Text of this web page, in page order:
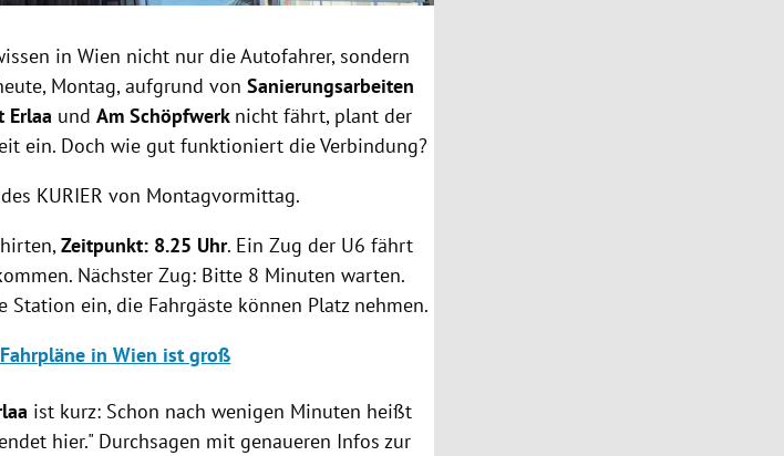
in Wien nicht nur die Autofahrer, sondern
Montag, aufgrund vonSanierungsarbeiten
Erlaa undAm Schöpfwerk nicht fährt, plant der
ein. Doch wie gut funktioniert die Verbindung?
KURIER von Montagvormittag.
Zeitpunkt: 8.25 Uhr. Ein Zug der U6 fährt
Nächster Zug: Bitte 8 Minuten warten.
ein, die Fahrgäste können Platz nehmen.
in Wien ist groß
ist kurz: Schon nach wenigen Minuten heißt
hier." Durchsagen mit genaueren Infos zur